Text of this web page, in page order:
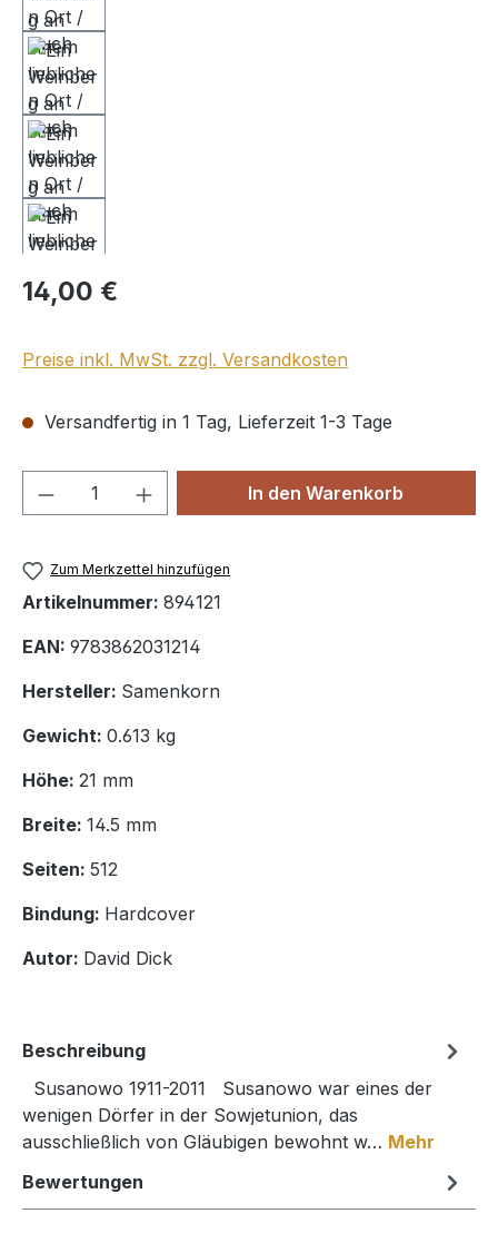
Regulärer Preis:
14,00 €
Preise inkl. MwSt. zzgl. Versandkosten
Versandfertig in 1 Tag, Lieferzeit 1-3 Tage
Produkt Anzahl: Gib denIn den Warenkorb
Zum Merkzettel hinzufügen
Artikelnummer: 894121
EAN: 9783862031214
Hersteller: Samenkorn
Gewicht: 0.613 kg
Höhe: 21 mm
Breite: 14.5 mm
Seiten: 512
Bindung: Hardcover
Autor: David Dick
Beschreibung
Susanowo 1911-2011 Susanowo war eines der
wenigen Dörfer in der Sowjetunion, das
ausschließlich von Gläubigen bewohnt w… Mehr
Bewertungen